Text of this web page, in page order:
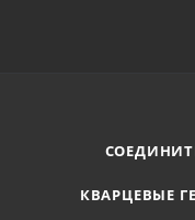
КВАРЦЕВЫЕ